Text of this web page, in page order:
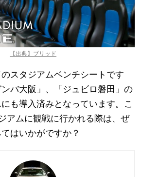
【出典】ブリッド
スタジアムベンチシートです
バ大阪」、「ジュビロ磐田」の
も導入済みとなっています。こ
アムに観戦に行かれる際は、ぜ
はいかがですか？